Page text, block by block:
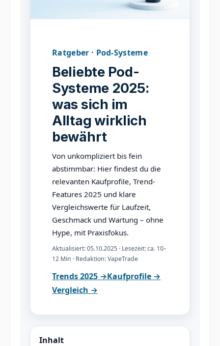
Ratgeber · Pod-Systeme
Beliebte Pod-
Systeme 2025:
was sich im
Alltag wirklich
bewährt
Von unkompliziert bis fein
abstimmbar: Hier findest du die
relevanten Kaufprofile, Trend-
Features 2025 und klare
Vergleichswerte für Laufzeit,
Geschmack und Wartung – ohne
Hype, mit Praxisfokus.
Aktualisiert: 05.10.2025 · Lesezeit: ca. 10–
12 Min · Redaktion: VapeTrade
Trends 2025 →Kaufprofile →
Vergleich →
Inhalt